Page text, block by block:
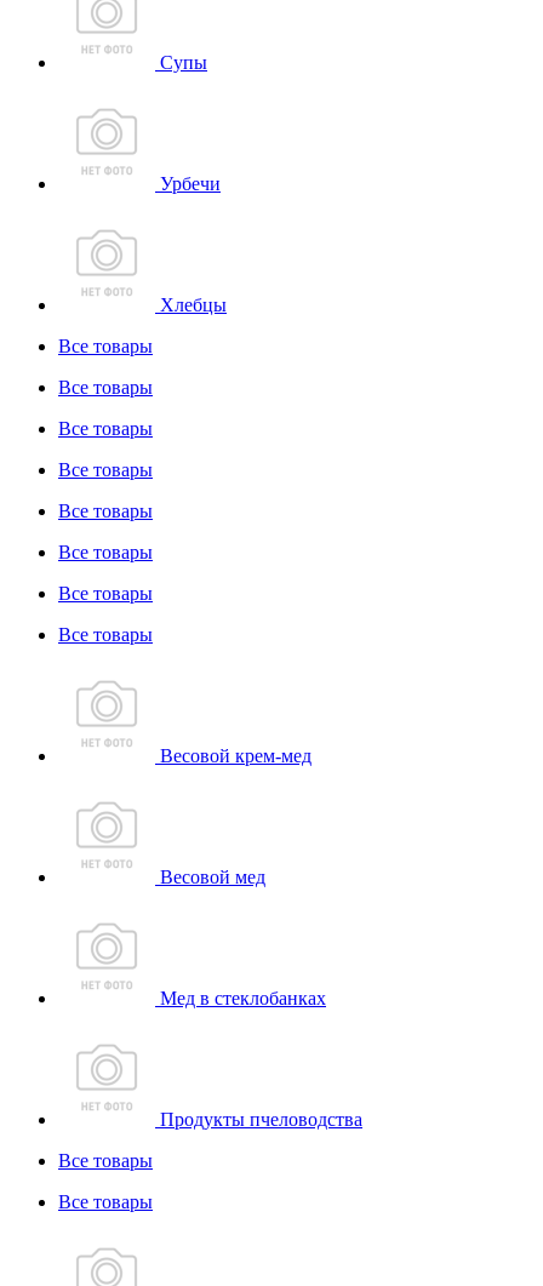
Супы
Урбечи
Хлебцы
Все товары
Все товары
Все товары
Все товары
Все товары
Все товары
Все товары
Все товары
Весовой крем-мед
Весовой мед
Мед в стеклобанках
Продукты пчеловодства
Все товары
Все товары